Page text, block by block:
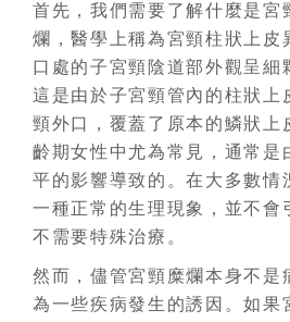
首先，我們需要了解什麼是宮
爛，醫學上稱為宮頸柱狀上皮
口處的子宮頸陰道部外觀呈細
這是由於子宮頸管內的柱狀上
頸外口，覆蓋了原本的鱗狀上
齡期女性中尤為常見，通常是
平的影響導致的。在大多數情
一種正常的生理現象，並不會
不需要特殊治療。
然而，儘管宮頸糜爛本身不是
為一些疾病發生的誘因。如果